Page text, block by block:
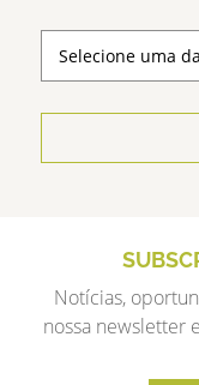
Notícias,
nossa newsletter